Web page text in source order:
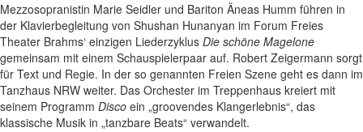
Mezzosopranistin Marie Seidler und Bariton Äneas Humm führen in
der Klavierbegleitung von Shushan Hunanyan im Forum Freies
Theater Brahms‘ einzigen Liederzyklus Die schöne Magelone
gemeinsam mit einem Schauspielerpaar auf. Robert Zeigermann sorgt
für Text und Regie. In der so genannten Freien Szene geht es dann im
Tanzhaus NRW weiter. Das Orchester im Treppenhaus kreiert mit
seinem Programm Disco ein „groovendes Klangerlebnis“, das
klassische Musik in „tanzbare Beats“ verwandelt.